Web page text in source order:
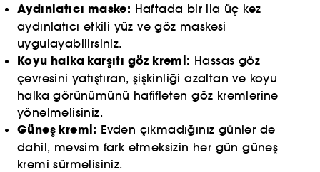
Aydınlatıcı maske: Haftada bir ila üç kez
aydınlatıcı etkili yüz ve göz maskesi
uygulayabilirsiniz.
Koyu halka karşıtı göz kremi: Hassas göz
çevresini yatıştıran, şişkinliği azaltan ve koyu
halka görünümünü hafifleten göz kremlerine
yönelmelisiniz.
Güneş kremi: Evden çıkmadığınız günler de
dahil, mevsim fark etmeksizin her gün güneş
kremi sürmelisiniz.